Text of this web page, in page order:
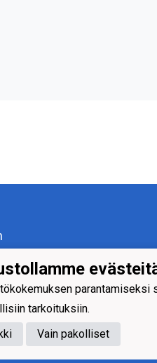
vain
parantamiseksi
tarkoituksiin.
Vain pakolliset